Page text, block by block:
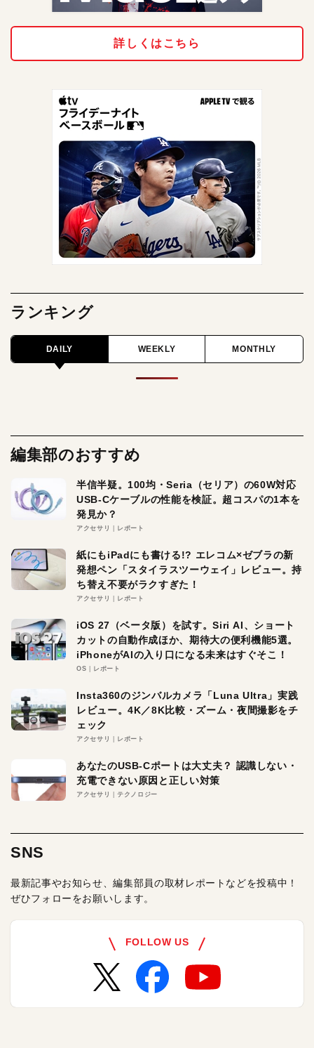
詳しくはこちら
ランキング
DAILY WEEKLY MONTHLY
編集部のおすすめ
半信半疑。100均・Seria（セリア）の60W対応
USB-Cケーブルの性能を検証。超コスパの1本を
発見か？
アクセサリ レポート
紙にもiPadにも書ける!? エレコム×ゼブラの新
発想ペン「スタイラスツーウェイ」レビュー。持
ち替え不要がラクすぎた！
アクセサリ レポート
iOS 27（ベータ版）を試す。Siri AI、ショート
カットの自動作成ほか、期待大の便利機能5選。
iPhoneがAIの入り口になる未来はすぐそこ！
OS レポート
Insta360のジンバルカメラ「Luna Ultra」実践
レビュー。4K／8K比較・ズーム・夜間撮影をチ
ェック
アクセサリ レポート
あなたのUSB-Cポートは大丈夫？ 認識しない・
充電できない原因と正しい対策
アクセサリ テクノロジー
SNS
最新記事やお知らせ、編集部員の取材レポートなどを投稿中！
ぜひフォローをお願いします。
FOLLOW US